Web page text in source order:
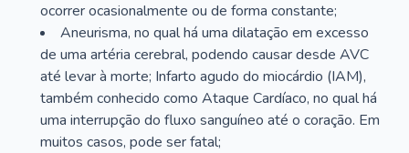
ocorrer ocasionalmente ou de forma constante;
Aneurisma, no qual há uma dilatação em excesso
de uma artéria cerebral, podendo causar desde AVC
até levar à morte; Infarto agudo do miocárdio (IAM),
também conhecido como Ataque Cardíaco, no qual há
uma interrupção do fluxo sanguíneo até o coração. Em
muitos casos, pode ser fatal;